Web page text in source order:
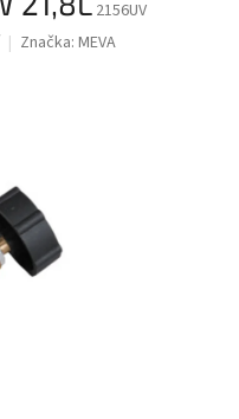
2156UV
Značka: MEVA